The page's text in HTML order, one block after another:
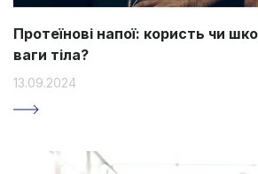
Протеїнові напої: користь чи
ваги тіла?
13.09.2024